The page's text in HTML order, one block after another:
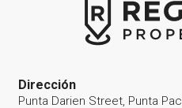
Dirección
Punta Darien Street, Punta